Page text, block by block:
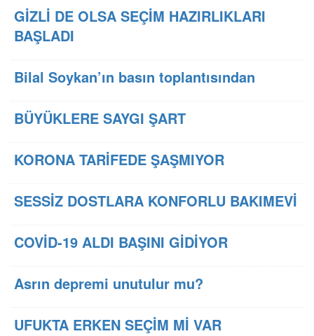
GİZLİ DE OLSA SEÇİM HAZIRLIKLARI
BAŞLADI
Bilal Soykan’ın basın toplantısından
BÜYÜKLERE SAYGI ŞART
KORONA TARİFEDE ŞAŞMIYOR
SESSİZ DOSTLARA KONFORLU BAKIMEVİ
COVİD-19 ALDI BAŞINI GİDİYOR
Asrın depremi unutulur mu?
UFUKTA ERKEN SEÇİM Mİ VAR